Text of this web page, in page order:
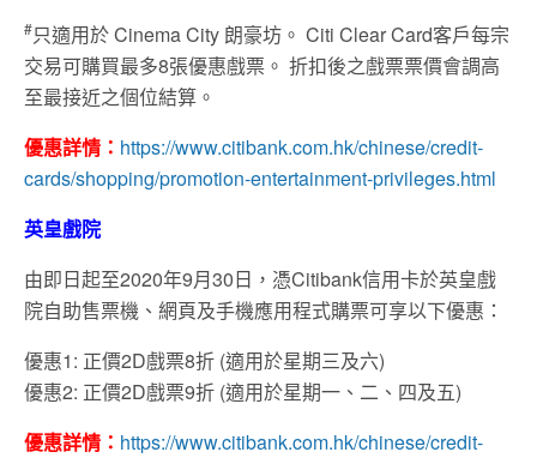
#只適用於 Cinema City 朗豪坊。 Citi Clear Card客戶每宗
交易可購買最多8張優惠戲票。 折扣後之戲票票價會調高
至最接近之個位結算。
優惠詳情： https://www.citibank.com.hk/chinese/credit-
cards/shopping/promotion-entertainment-privileges.html
英皇戲院
由即日起至2020年9月30日，憑Citibank信用卡於英皇戲
院自助售票機、網頁及手機應用程式購票可享以下優惠：
優惠1: 正價2D戲票8折 (適用於星期三及六)
優惠2: 正價2D戲票9折 (適用於星期一、二、四及五)
優惠詳情： https://www.citibank.com.hk/chinese/credit-